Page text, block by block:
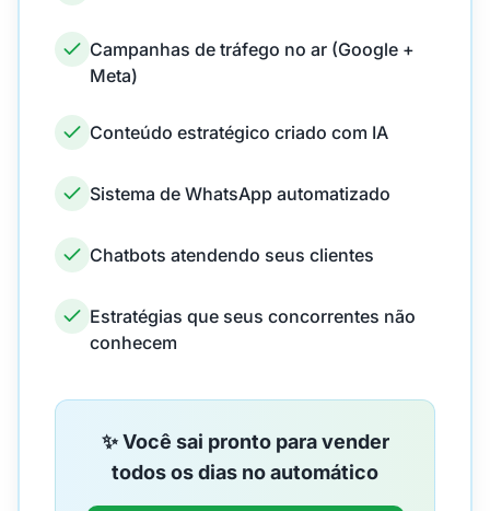
Campanhas de tráfego no ar (Google +
Meta)
Conteúdo estratégico criado com IA
Sistema de WhatsApp automatizado
Chatbots atendendo seus clientes
Estratégias que seus concorrentes não
conhecem
✨ Você sai pronto para vender
todos os dias no automático